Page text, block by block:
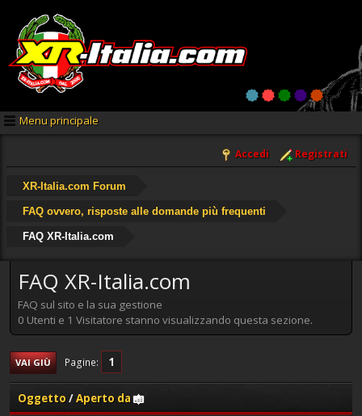
Menu principale
Accedi Registrati
XR-Italia.com Forum
FAQ ovvero, risposte alle domande più frequenti
FAQ XR-Italia.com
FAQ XR-Italia.com
FAQ sul sito e la sua gestione
0 Utenti e 1 Visitatore stanno visualizzando questa sezione.
VAI GIÙ Pagine 1
Oggetto/Aperto da